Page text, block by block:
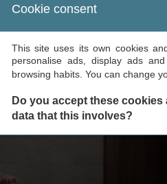
Cookie consent
This site uses its own cookies
personalise ads, display ads
browsing habits. You can change
Do you accept these
data that this involves?